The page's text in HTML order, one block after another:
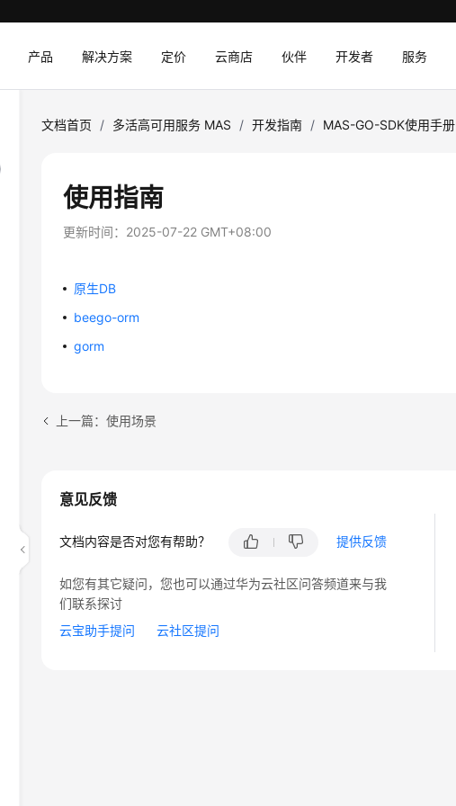
产品 解决方案 定价 云商店 伙伴 开发者 服务
文档首页 / 多活高可用服务 MAS / 开发指南 / MAS-GO-SDK使用手册
使用指南
更新时间： 2025-07-22 GMT+08:00
原生DB
beego-orm
gorm
上一篇：使用场景
意见反馈
文档内容是否对您有帮助？ 提供反馈
如您有其它疑问，您也可以通过华为云社区问答频道来与我
们联系探讨
云宝助手提问
云社区提问